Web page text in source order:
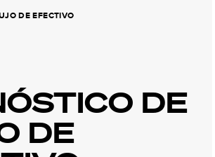
DE EFECTIVO
DE
DE